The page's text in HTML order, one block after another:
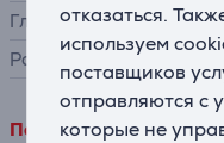
отказаться.
используем
поставщиков
отправляются с
которые не
Глубина без подставки
Размер крепления VESA
Подробные данные о